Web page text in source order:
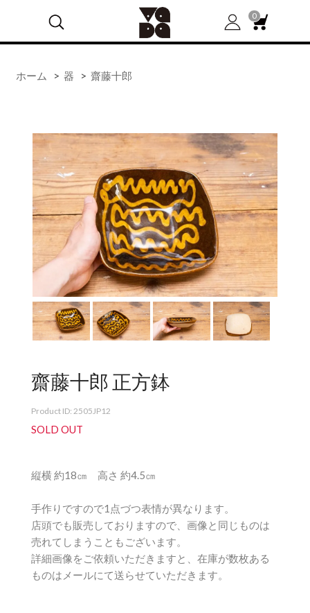
0
ホーム > 器 > 齋藤十郎
齋藤十郎 正方鉢
Product ID: 2505JP12
SOLD OUT
縦横 約18㎝ 高さ 約4.5㎝
手作りですので1点づつ表情が異なります。
店頭でも販売しておりますので、画像と同じものは
売れてしまうこともございます。
詳細画像をご依頼いただきますと、在庫が数枚ある
ものはメールにて送らせていただきます。